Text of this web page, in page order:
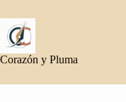
al
contenido
Corazón y Pluma